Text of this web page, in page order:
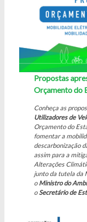
Propostas
Orçamento do
Conheça as
Utilizadores de
Orçamento do
fomentar a
descarbonização
assim para a
Alterações
junto da tutela da
oMinistro do
oSecretário de